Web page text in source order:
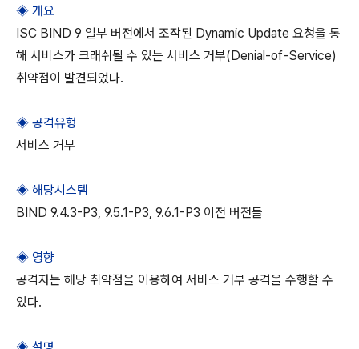
◈ 개요
ISC BIND 9 일부 버전에서 조작된 Dynamic Update 요청을 통
해 서비스가 크래쉬될 수 있는 서비스 거부(Denial-of-Service)
취약점이 발견되었다.
◈ 공격유형
서비스 거부
◈ 해당시스템
BIND 9.4.3-P3, 9.5.1-P3, 9.6.1-P3 이전 버전들
◈ 영향
공격자는 해당 취약점을 이용하여 서비스 거부 공격을 수행할 수
있다.